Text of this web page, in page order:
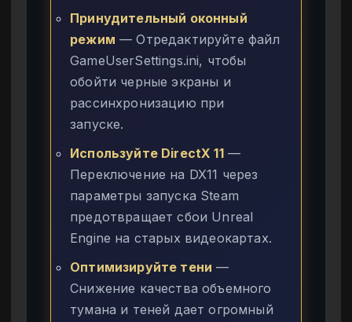
Принудительный оконный
режим — Отредактируйте файл
GameUserSettings.ini, чтобы
обойти черные экраны и
рассинхронизацию при
запуске.
Используйте DirectX 11—
Переключение на DX11 через
параметры запуска Steam
предотвращает сбои Unreal
Engine на старых видеокартах.
Оптимизируйте тени —
Снижение качества объемного
тумана и теней дает огромный